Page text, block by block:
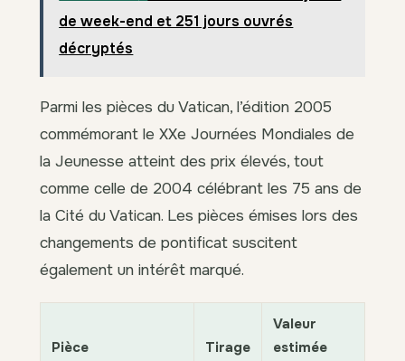
de week-end et 251 jours ouvrés
décryptés
Parmi les pièces du Vatican, l’édition 2005
commémorant le XXe Journées Mondiales de
la Jeunesse atteint des prix élevés, tout
comme celle de 2004 célébrant les 75 ans de
la Cité du Vatican. Les pièces émises lors des
changements de pontificat suscitent
également un intérêt marqué.
Pièce Tirage
Valeur
estimée